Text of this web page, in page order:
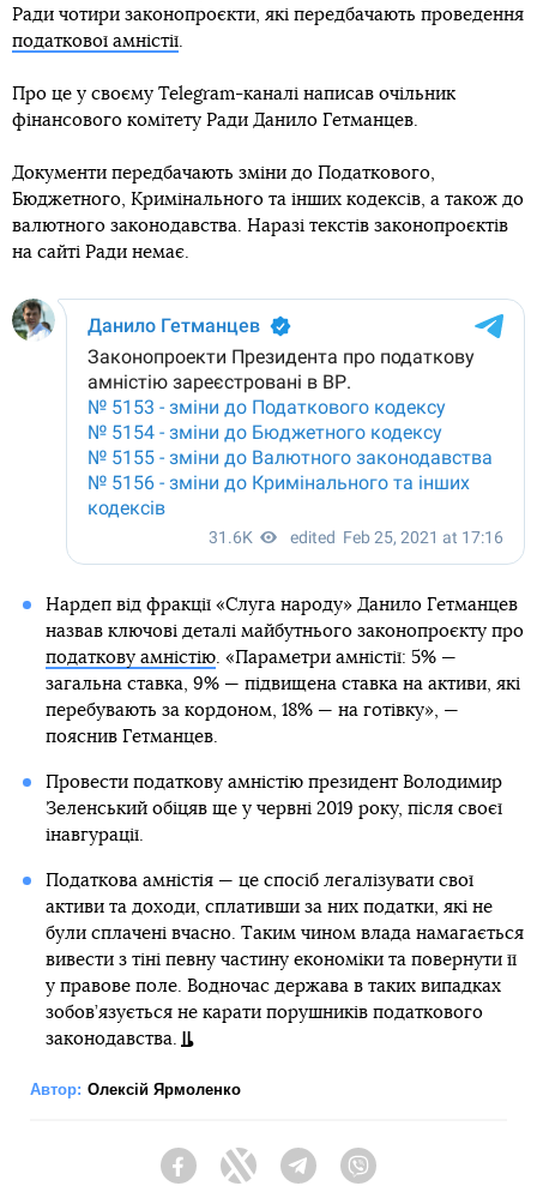
Ради чотири законопроєкти, які передбачають проведення
податкової амністії
Про це у своєму Telegram-каналі написав очільник
фінансового комітету Ради Данило Гетманцев.
Документи передбачають зміни до Податкового,
Бюджетного, Кримінального та інших кодексів, а також до
валютного законодавства. Наразі текстів законопроєктів
на сайті Ради немає.
Нардеп від фракції «Слуга народу» Данило Гетманцев
назвав ключові деталі майбутнього законопроєкту про
податкову амністію. «Параметри амністії: 5% —
загальна ставка, 9% — підвищена ставка на активи, які
перебувають за кордоном, 18% — на готівку», —
пояснив Гетманцев.
Провести податкову амністію президент Володимир
Зеленський обіцяв ще у червні 2019 року, після своєї
інавгурації.
Податкова амністія — це спосіб легалізувати свої
активи та доходи, сплативши за них податки, які не
були сплачені вчасно. Таким чином влада намагається
вивести з тіні певну частину економіки та повернути її
у правове поле. Водночас держава в таких випадках
зобов’язується не карати порушників податкового
законодавства.
Автор: Олексій Ярмоленко
FacebookTwitter Telegram